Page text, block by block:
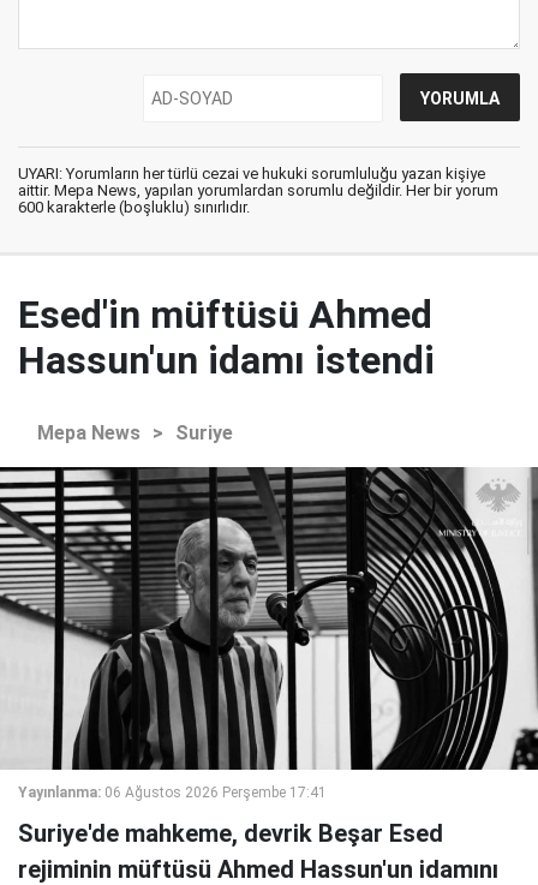
UYARI: Yorumların her türlü cezai ve hukuki sorumluluğu yazan kişiye
aittir. Mepa News, yapılan yorumlardan sorumlu değildir. Her bir yorum
600 karakterle (boşluklu) sınırlıdır.
Esed'in müftüsü Ahmed
Hassun'un idamı istendi
Mepa News > Suriye
Yayınlanma: 06 Ağustos 2026 Perşembe 17:41
Suriye'de mahkeme, devrik Beşar Esed
rejiminin müftüsü Ahmed Hassun'un idamını